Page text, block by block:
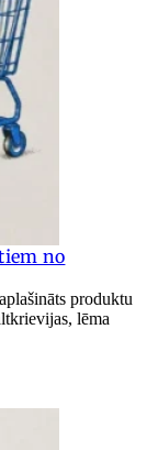
no
produktu
lēma